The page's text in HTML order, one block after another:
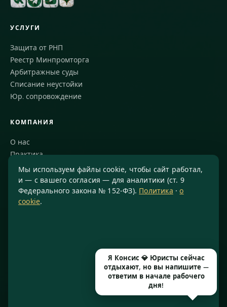
УСЛУГИ
Защита от РНП
Реестр Минпромторга
Арбитражные суды
Списание неустойки
Юр. сопровождение
КОМПАНИЯ
О нас
Практика
Блог
Команда
Благодарности
Москва, Варшавское шоссе, д. 1А, помещение 14/7
Мы используем файлы cookie, чтобы сайт работал,
и — с вашего согласия — для аналитики (ст. 9
Федерального закона № 152-ФЗ). Политика ·о
cookie.
Я Консис 💎 Юристы сейчас
отдыхают, но вы напишите —
ответим в начале рабочего
дня!